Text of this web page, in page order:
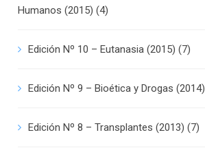
Humanos (2015) (4)
Edición Nº 10 – Eutanasia (2015) (7)
Edición Nº 9 – Bioética y Drogas (2014)
Edición Nº 8 – Transplantes (2013) (7)